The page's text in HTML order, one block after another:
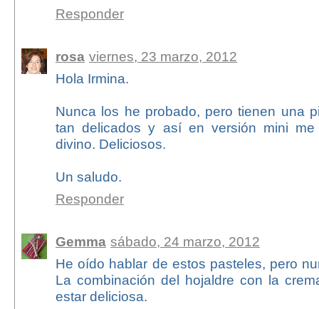
Responder
rosa viernes, 23 marzo, 2012
Hola Irmina.
Nunca los he probado, pero tienen una
tan delicados y así en versión mini
divino. Deliciosos.
Un saludo.
Responder
Gemma sábado, 24 marzo, 2012
He oído hablar de estos pasteles, pero
La combinación del hojaldre con la
estar deliciosa.